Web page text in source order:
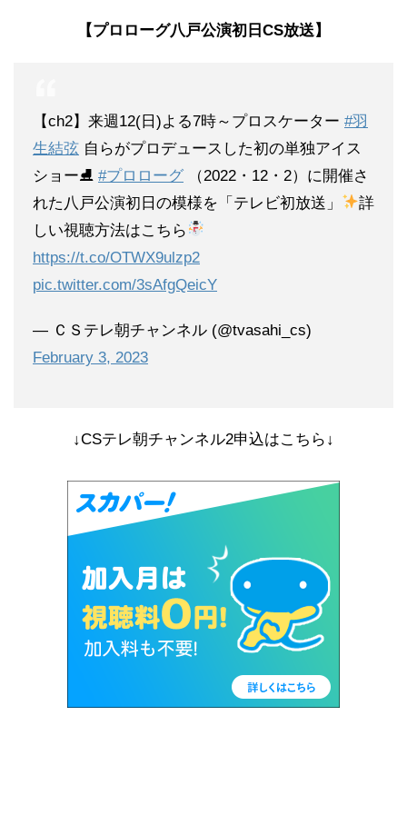
【プロローグ八戸公演初日CS放送】
【ch2】来週12(日)よる7時～プロスケーター #羽
生結弦 自らがプロデュースした初の単独アイス
ショー⛸ #プロローグ （2022・12・2）に開催さ
れた八戸公演初日の模様を「テレビ初放送」
詳
しい視聴方法はこちら
https://t.co/OTWX9ulzp2
pic.twitter.com/3sAfgQeicY
— ＣＳテレ朝チャンネル (@tvasahi_cs)
February 3, 2023
↓CSテレ朝チャンネル2申込はこちら↓